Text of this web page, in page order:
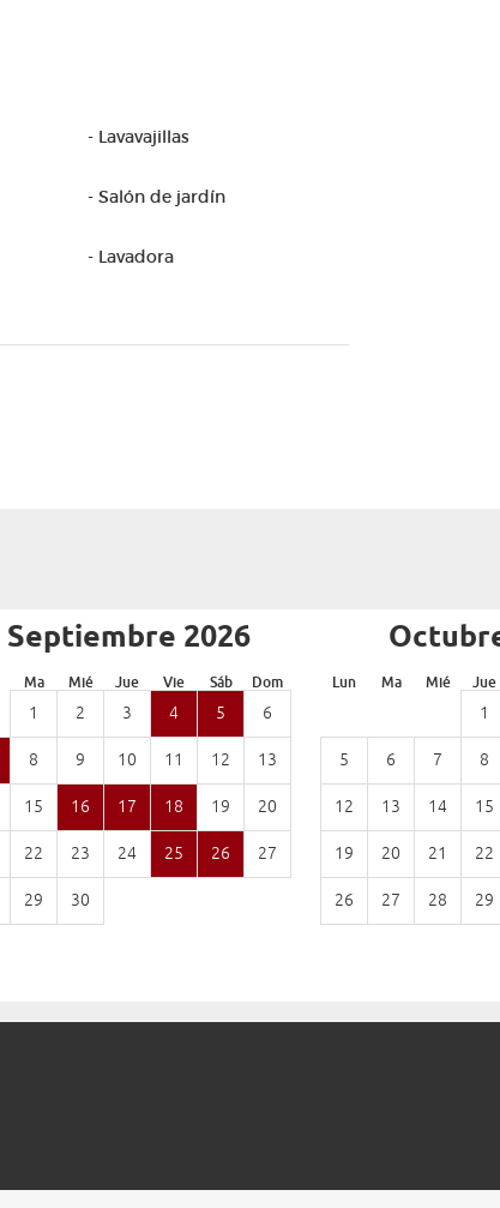
- Lavavajillas
- Salón de jardín
- Lavadora
Septiembre 2026
Ma Mié Jue Vie Sáb Dom
1 2 3 4 5 6
8 9 10 11 12 13
15 16 17 18 19 20
22 23 24 25 26 27
29 30
Lun Ma Mié Jue
1
5 6 7 8
12 13 14 15
19 20 21 22
26 27 28 29